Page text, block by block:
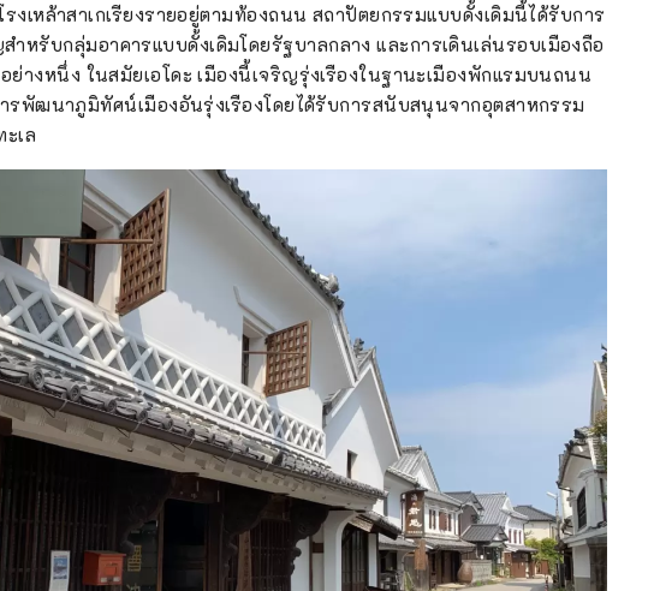
งเหล้าสาเกเรียงรายอยู่ตามท้องถนน สถาปัตยกรรมแบบดั้งเดิมนี้ได้รับการ
หรับกลุ่มอาคารแบบดั้งเดิมโดยรัฐบาลกลาง และการเดินเล่นรอบเมืองถือ
างหนึ่ง ในสมัยเอโดะ เมืองนี้เจริญรุ่งเรืองในฐานะเมืองพักแรมบนถนน
รพัฒนาภูมิทัศน์เมืองอันรุ่งเรืองโดยได้รับการสนับสนุนจากอุตสาหกรรม
เล